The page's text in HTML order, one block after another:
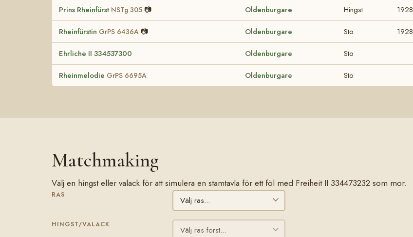
Prins Rheinfürst NSTg 305 📷 Oldenburgare Hingst 1928
Rheinfürstin GrPS 6436A 📷 Oldenburgare Sto 1928
Ehrliche II 334537300 Oldenburgare Sto
Rheinmelodie GrPS 6695A Oldenburgare Sto
Matchmaking
Välj en hingst eller valack för att simulera en stamtavla för ett föl med Freiheit II 334473232 som mor.
RAS
HINGST/VALACK